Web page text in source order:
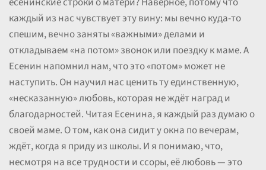
каждый из нас чувствует эту вину: мы вечно куда-то
спешим, вечно заняты «важными» делами и
откладываем «на потом» звонок или поездку к маме. А
Есенин напомнил нам, что это «потом» может не
наступить. Он научил нас ценить ту единственную,
«несказанную» любовь, которая не ждёт наград и
благодарностей. Читая Есенина, я каждый раз думаю о
своей маме. О том, как она сидит у окна по вечерам,
ждёт, когда я приду из школы. И я понимаю, что,
несмотря на все трудности и ссоры, её любовь — это